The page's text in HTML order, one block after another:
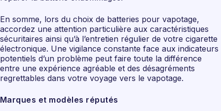
En somme, lors du choix de batteries pour vapotage,
accordez une attention particulière aux caractéristiques
sécuritaires ainsi qu’à l’entretien régulier de votre cigarette
électronique. Une vigilance constante face aux indicateurs
potentiels d’un problème peut faire toute la différence
entre une expérience agréable et des désagréments
regrettables dans votre voyage vers le vapotage.
Marques et modèles réputés